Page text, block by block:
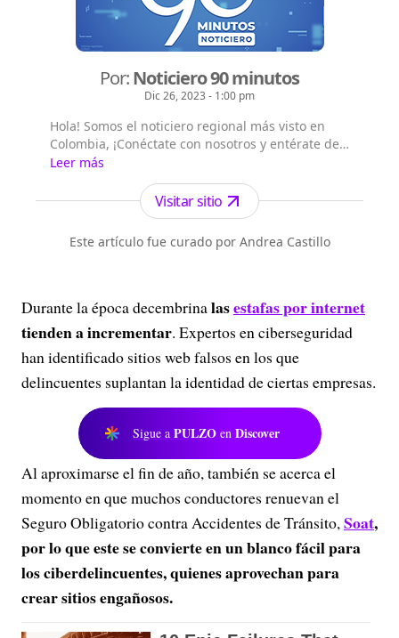
Por:Noticiero 90 minutos
Dic 26, 2023 - 1:00 pm
Hola! Somos el noticiero regional más visto en
Colombia, ¡Conéctate con nosotros y entérate de
las noticias del suroccidente colombiano!,
Emisión digital en vivo a las 8 a.m. por todos
nuestros canales digitales, Emisión central a la
1:00 p.m. por el canal Telepacífico y nuestros
canales digitales.
Leer más
Visitar sitio
Este artículo fue curado por Andrea Castillo
Durante la época decembrinalasestafas por internet
tienden a incrementar. Expertos en ciberseguridad
han identificado sitios web falsos en los que
delincuentes suplantan la identidad de ciertas empresas.
Sigue a PULZO en Discover
Al aproximarse el fin de año, también se acerca el
momento en que muchos conductores renuevan el
Seguro Obligatorio contra Accidentes de Tránsito,Soat,
por lo que este se convierte en un blanco fácil para
los ciberdelincuentes, quienes aprovechan para
crear sitios engañosos.